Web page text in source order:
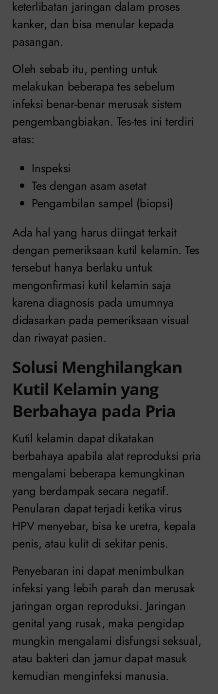
keterlibatan jaringan dalam proses
kanker, dan bisa menular kepada
pasangan.
Oleh sebab itu, penting untuk
melakukan beberapa tes sebelum
infeksi benar-benar merusak sistem
pengembangbiakan. Tes-tes ini terdiri
atas:
Inspeksi
Tes dengan asam asetat
Pengambilan sampel (biopsi)
Ada hal yang harus diingat terkait
dengan pemeriksaan kutil kelamin. Tes
tersebut hanya berlaku untuk
mengonfirmasi kutil kelamin saja
karena diagnosis pada umumnya
didasarkan pada pemeriksaan visual
dan riwayat pasien.
Solusi Menghilangkan
Kutil Kelamin yang
Berbahaya pada Pria
Kutil kelamin dapat dikatakan
berbahaya apabila alat reproduksi pria
mengalami beberapa kemungkinan
yang berdampak secara negatif.
Penularan dapat terjadi ketika virus
HPV menyebar, bisa ke uretra, kepala
penis, atau kulit di sekitar penis.
Penyebaran ini dapat menimbulkan
infeksi yang lebih parah dan merusak
jaringan organ reproduksi. Jaringan
genital yang rusak, maka pengidap
mungkin mengalami disfungsi seksual,
atau bakteri dan jamur dapat masuk
kemudian menginfeksi manusia.